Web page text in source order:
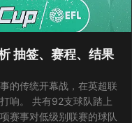
抽签、赛程、结果
的传统开幕战，在英超联
响。 共有92支球队踏上
赛事对低级别联赛的球队